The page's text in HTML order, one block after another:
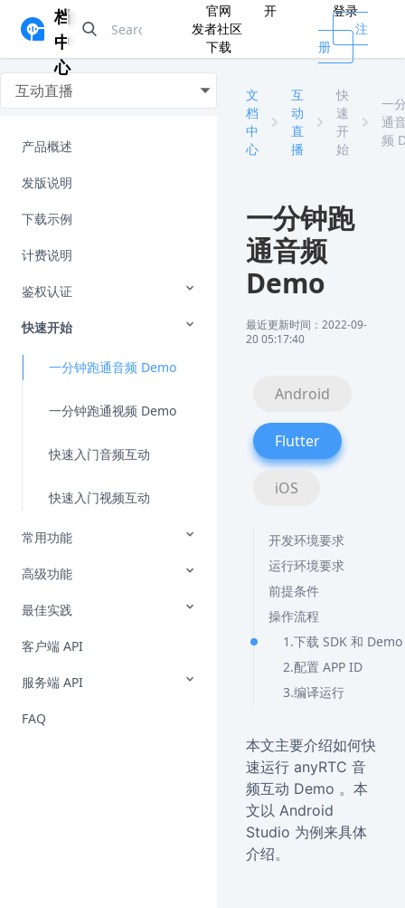
档
中
心
官网
开
发者社区
下载
登录
注
册
互动直播
产品概述
发版说明
下载示例
计费说明
鉴权认证
快速开始
一分钟跑通音频 Demo
一分钟跑通视频 Demo
快速入门音频互动
快速入门视频互动
常用功能
高级功能
最佳实践
客户端 API
服务端 API
FAQ
文
档
中
心
互
动
直
播
快
速
开
始
一
通
频
一分钟跑
通音频
Demo
最近更新时间：2022-09-
20 05:17:40
Android
Flutter
iOS
开发环境要求
运行环境要求
前提条件
操作流程
1.下载 SDK 和
2.配置 APP ID
3.编译运行
本文主要介绍如何快
速运行 anyRTC 音
频互动 Demo 。本
文以 Android
Studio 为例来具体
介绍。